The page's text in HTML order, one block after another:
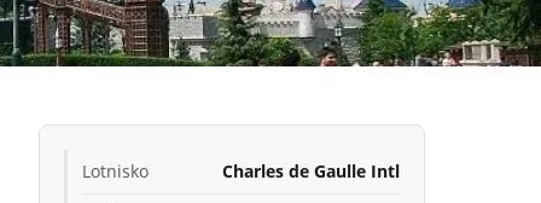
Lotnisko
Charles de Gaulle Intl